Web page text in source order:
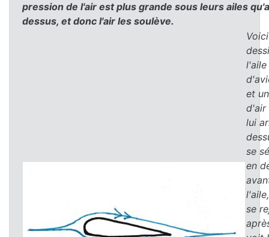
pression de l'air est plus grande sous leurs ailes
dessus, et donc l'air les soulève.
Voici
l'aile
et
d'air
lui
se
en
se